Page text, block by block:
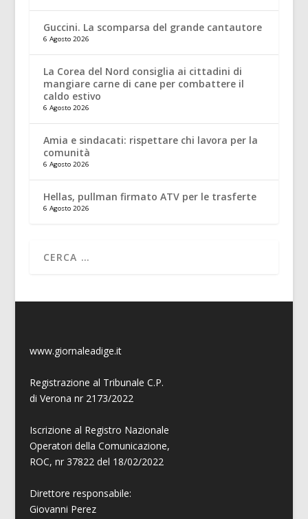
Guccini. La scomparsa del grande cantautore
6 Agosto 2026
La Corea del Nord consiglia ai cittadini di
mangiare carne di cane per combattere il
caldo estivo
6 Agosto 2026
Amia e sindacati: rispettare chi lavora per la
comunità
6 Agosto 2026
Hellas, pullman firmato ATV per le trasferte
6 Agosto 2026
www.giornaleadige.it
Registrazione al Tribunale C.P.
di Verona nr 2173/2022
Iscrizione al Registro Nazionale
Operatori della Comunicazione,
ROC, nr 37822 del 18/02/2022
Direttore responsabile:
Giovanni Perez